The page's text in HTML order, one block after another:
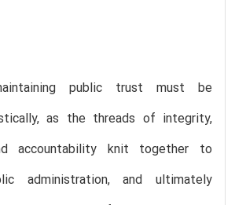
public trust must be
as the threads of integrity,
accountability knit together to
administration, and ultimately